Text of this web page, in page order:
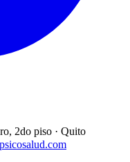
2do piso · Quito